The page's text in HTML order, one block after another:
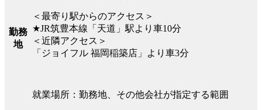
勤務
地
＜最寄り駅からのアクセス＞
★JR筑豊本線「天道」駅より車10分
＜近隣アクセス＞
「ジョイフル 福岡稲築店」より車3分
就業場所：勤務地、その他会社が指定する範囲